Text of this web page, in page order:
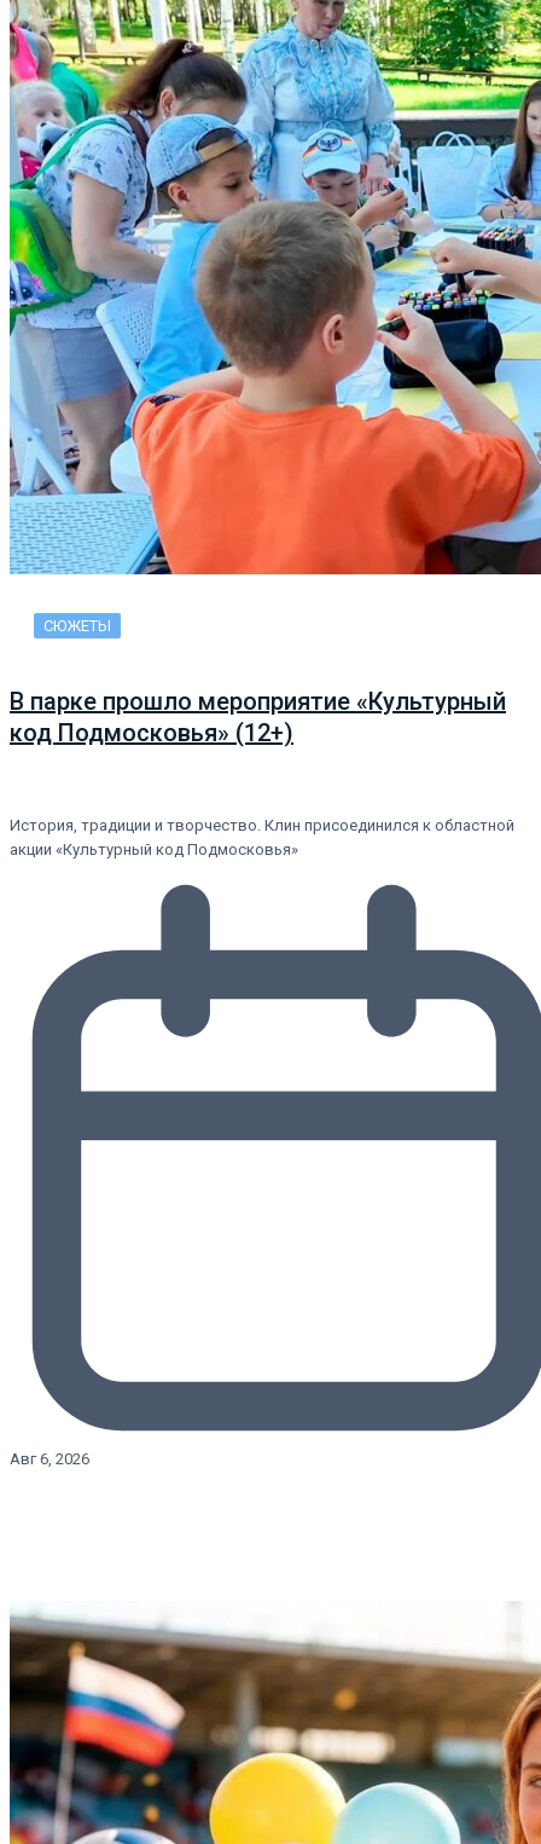
СЮЖЕТЫ
В парке прошло мероприятие «Культурный
код Подмосковья» (12+)
История, традиции и творчество. Клин присоединился к областной
акции «Культурный код Подмосковья»
Авг 6, 2026